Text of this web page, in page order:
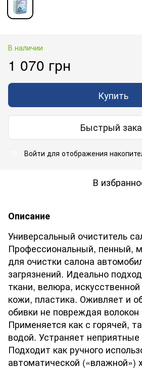
В наличии
1 070 грн
Купить
Быстрый
Войти для отображения
В
Описание
Универсальный очиститель
Профессиональный, пенный,
для очистки салона
загрязнений. Идеально
ткани, велюра,
кожи, пластика. Оживляет и
обивки не повреждая волокон
Применяется как с горячей,
водой. Устраняет неприятные
Подходит как ручного
автоматической («влажной»)